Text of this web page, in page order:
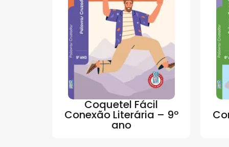
Coquetel Fácil
Conexão Literária – 9º
ano